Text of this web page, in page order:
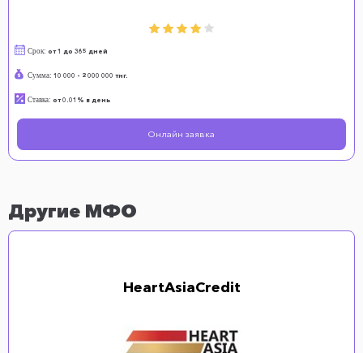
Срок: от 1 до 365 дней
Сумма: 10 000 - 2 000 000 тнг.
Ставка: от 0.01% в день
Онлайн заявка
Другие МФО
HeartAsiaCredit